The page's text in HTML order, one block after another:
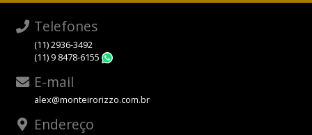
Telefones
(11) 2936-3492
(11) 9 8478-6155
E-mail
alex@monteirorizzo.com.br
Endereço